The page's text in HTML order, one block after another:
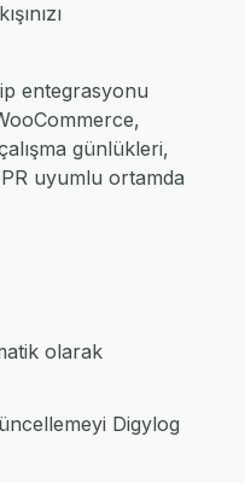
entegrasyonu
günlükleri,
uyumlu ortamda
olarak
Digylog